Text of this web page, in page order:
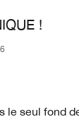
!
le seul fond